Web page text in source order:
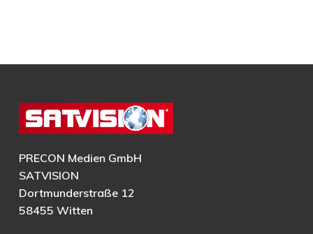
PRECON Medien GmbH
SATVISION
Dortmunderstraße 12
58455 Witten